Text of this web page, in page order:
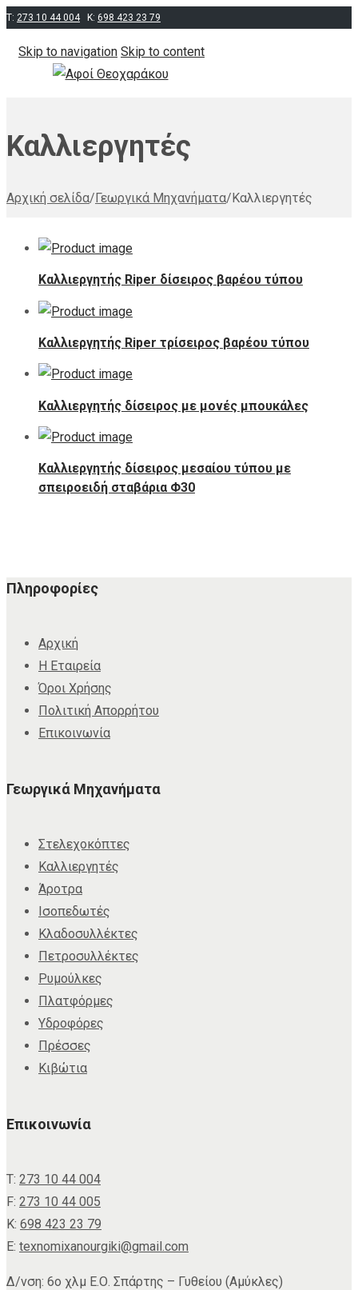
T: 273 10 44 004K: 698 423 23 79
Skip to navigation Skip to content
Καλλιεργητές
Αρχική σελίδα/ Γεωργικά Μηχανήματα/ Καλλιεργητές
Καλλιεργητής Riper δίσειρος βαρέου τύπου
Καλλιεργητής Riper τρίσειρος βαρέου τύπου
Καλλιεργητής δίσειρος με μονές μπουκάλες
Καλλιεργητής δίσειρος μεσαίου τύπου με
σπειροειδή σταβάρια Φ30
Πληροφορίες
Αρχική
Η Εταιρεία
Όροι Χρήσης
Πολιτική Απορρήτου
Επικοινωνία
Γεωργικά Μηχανήματα
Στελεχοκόπτες
Καλλιεργητές
Άροτρα
Ισοπεδωτές
Κλαδοσυλλέκτες
Πετροσυλλέκτες
Ρυμούλκες
Πλατφόρμες
Υδροφόρες
Πρέσσες
Κιβώτια
Επικοινωνία
Τ: 273 10 44 004
F: 273 10 44 005
Κ: 698 423 23 79
E: texnomixanourgiki@gmail.com
Δ/νση: 6ο χλμ Ε.Ο. Σπάρτης – Γυθείου (Αμύκλες)